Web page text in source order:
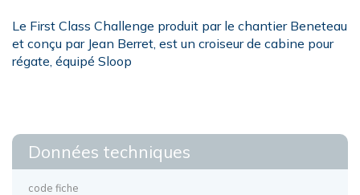
Le First Class Challenge produit par le chantier Beneteau
et conçu par Jean Berret, est un croiseur de cabine pour
régate, équipé Sloop
Données techniques
code fiche